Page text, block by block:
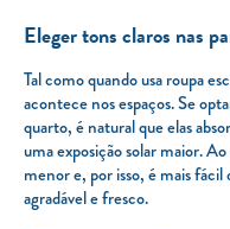
Eleger tons claros nas
Tal como quando usa roupa
acontece nos espaços. Se
quarto, é natural que elas
uma exposição solar maior.
menor e, por isso, é mais
agradável e fresco.